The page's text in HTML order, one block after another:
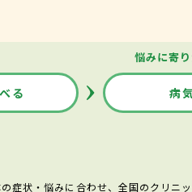
悩みに寄
る 病
症状・悩みに合わせ、全国のクリニ